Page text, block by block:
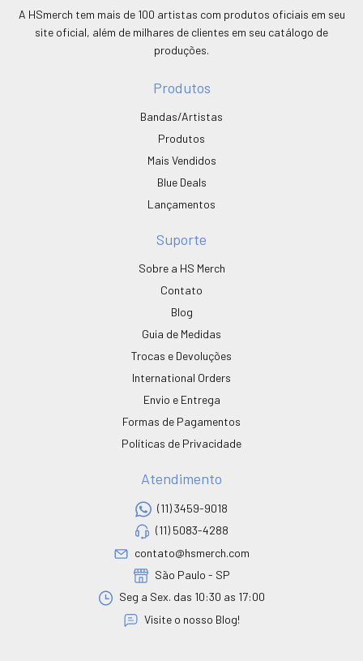
A HSmerch tem mais de 100 artistas com produtos oficiais em seu
site oficial, além de milhares de clientes em seu catálogo de
produções.
Produtos
Bandas/Artistas
Produtos
Mais Vendidos
Blue Deals
Lançamentos
Suporte
Sobre a HS Merch
Contato
Blog
Guia de Medidas
Trocas e Devoluções
International Orders
Envio e Entrega
Formas de Pagamentos
Políticas de Privacidade
Atendimento
(11) 3459-9018
(11) 5083-4288
contato@hsmerch.com
São Paulo - SP
Seg a Sex. das 10:30 as 17:00
Visite o nosso Blog!